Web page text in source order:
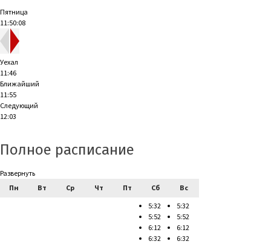
Пятница
11:50:09
Уехал
11:46
Ближайший
11:55
Следующий
12:03
Полное расписание
Развернуть
Пн
Вт Ср Чт Пт Сб Вс
5:32
5:52
6:12
6:32
5:32
5:52
6:12
6:32